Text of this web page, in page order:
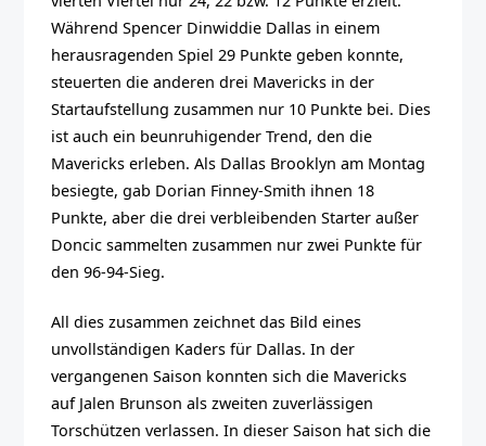
Während Spencer Dinwiddie Dallas in einem
herausragenden Spiel 29 Punkte geben konnte,
steuerten die anderen drei Mavericks in der
Startaufstellung zusammen nur 10 Punkte bei. Dies
ist auch ein beunruhigender Trend, den die
Mavericks erleben. Als Dallas Brooklyn am Montag
besiegte, gab Dorian Finney-Smith ihnen 18
Punkte, aber die drei verbleibenden Starter außer
Doncic sammelten zusammen nur zwei Punkte für
den 96-94-Sieg.
All dies zusammen zeichnet das Bild eines
unvollständigen Kaders für Dallas. In der
vergangenen Saison konnten sich die Mavericks
auf Jalen Brunson als zweiten zuverlässigen
Torschützen verlassen. In dieser Saison hat sich die